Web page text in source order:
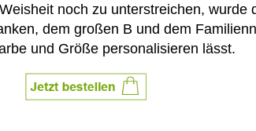
noch zu unterstreichen,
dem großen B und dem
und Größe personalisieren lässt.